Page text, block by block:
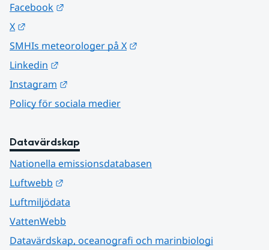
Facebook
X
SMHIs meteorologer på X
Linkedin
Instagram
Policy för sociala medier
Datavärdskap
Nationella emissionsdatabasen
Luftwebb
Luftmiljödata
VattenWebb
Datavärdskap, oceanografi och marinbiologi